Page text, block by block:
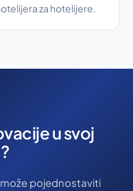
za hotelijere.
u svoj
pojednostaviti